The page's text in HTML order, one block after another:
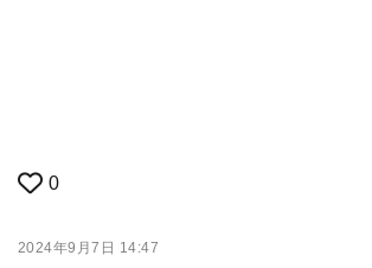
0
2024年9月7日 14:47